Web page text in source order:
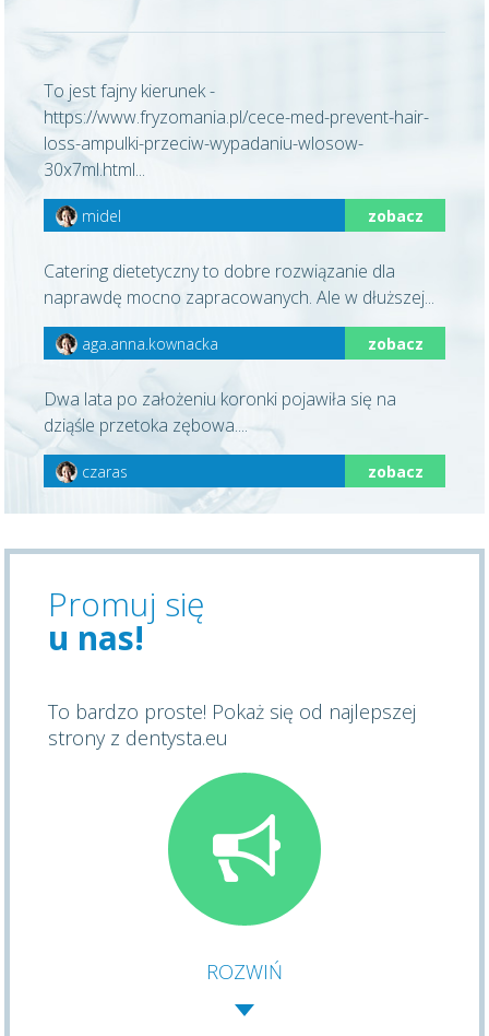
To jest fajny kierunek -
https://www.fryzomania.pl/cece-med-prevent-hair-
loss-ampulki-przeciw-wypadaniu-wlosow-
30x7ml.html...
midel zobacz
Catering dietetyczny to dobre rozwiązanie dla
naprawdę mocno zapracowanych. Ale w dłuższej...
aga.anna.kownacka zobacz
Dwa lata po założeniu koronki pojawiła się na
dziąśle przetoka zębowa....
czaras zobacz
Promuj się
u nas!
To bardzo proste! Pokaż się od najlepszej
strony z dentysta.eu
ROZWIŃ